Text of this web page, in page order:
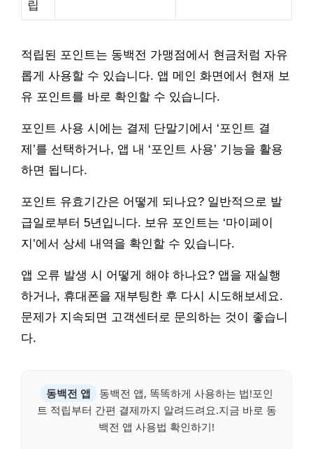
립
적립된 포인트는 동백전 가맹점에서 현금처럼 자유
롭게 사용할 수 있습니다. 앱 메인 화면에서 현재 보
유 포인트를 바로 확인할 수 있습니다.
포인트 사용 시에는 결제 단말기에서 ‘포인트 결
제’를 선택하거나, 앱 내 ‘포인트 사용’ 기능을 활용
하면 됩니다.
포인트 유효기간은 어떻게 되나요? 일반적으로 발
급일로부터 5년입니다. 보유 포인트는 ‘마이페이
지’에서 상세 내역을 확인할 수 있습니다.
앱 오류 발생 시 어떻게 해야 하나요? 앱을 재실행
하거나, 휴대폰을 재부팅한 후 다시 시도해보세요.
문제가 지속되면 고객센터로 문의하는 것이 좋습니
다.
동백전 앱
동백전 앱, 똑똑하게 사용하는 법!포인
트 적립부터 간편 결제까지 알려드려요.지금 바로 동
백전 앱 사용법 확인하기!